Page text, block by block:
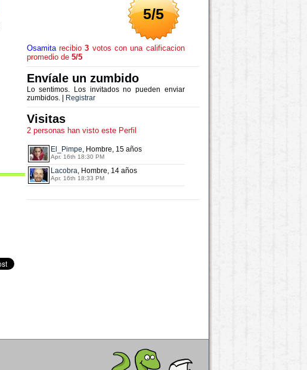
5/5
Osamitarecibio3 votos con una calificacion
promedio de 5/5
Envíale un zumbido
Lo sentimos. Los invitados no pueden enviar
zumbidos. |
Registrar
Visitas
2 personas han visto este Perfil
El_Pimpe, Hombre, 15 años
Apr. 16th 18:30 PM
Lacobra, Hombre, 14 años
Apr. 16th 18:33 PM